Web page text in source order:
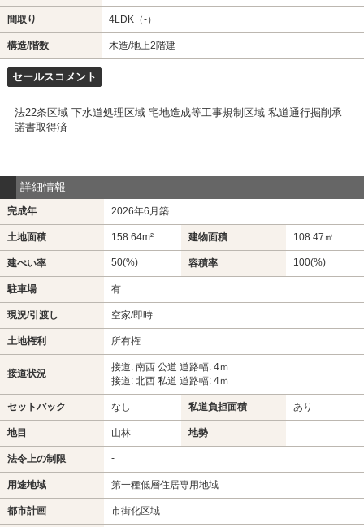
間取り 4LDK（-）
構造/階数 木造/地上2階建
セールスコメント
法22条区域 下水道処理区域 宅地造成等工事規制区域 私道通行掘削承
諾書取得済
詳細情報
完成年 2026年6月築
土地面積 158.64m² 建物面積 108.47㎡
建ぺい率 50(%) 容積率 100(%)
駐車場 有
現況/引渡し 空家/即時
土地権利 所有権
接道状況
接道: 南西 公道 道路幅: 4ｍ
接道: 北西 私道 道路幅: 4ｍ
セットバック なし 私道負担面積 あり
地目 山林 地勢
法令上の制限 -
用途地域 第一種低層住居専用地域
都市計画 市街化区域